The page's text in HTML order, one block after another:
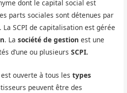
dont le capital social est
parts sociales sont détenues par
. La SCPI de capitalisation est gérée
. La société de gestion est une
d’une ou plusieursSCPI.
est ouverte à tous les types
peuvent être des